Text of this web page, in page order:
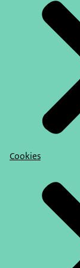
Cookies